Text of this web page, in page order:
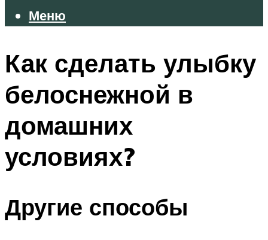
Меню
Меню
Как сделать улыбку
белоснежной в
домашних
условиях?
Другие способы